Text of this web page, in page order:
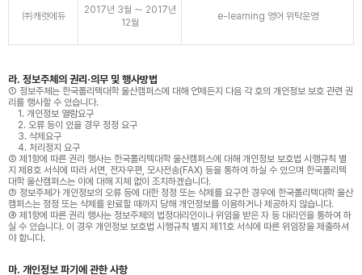
㈜캐럿에듀
2017년 3월 ～ 2017년
12월
e-learning 영어 위탁운영
라. 정보주체의 권리·의무 및 행사방법
① 정보주체는 한국폴리텍대학 울산캠퍼스에 대해 언제든지 다음 각 호의 개인정보 보호 관련 권
리를 행사할 수 있습니다.
1. 개인정보 열람요구
2. 오류 등이 있을 경우 정정 요구
3. 삭제요구
4. 처리정지 요구
② 제1항에 따른 권리 행사는 한국폴리텍대학 울산캠퍼스에 대해 개인정보 보호법 시행규칙 별
지 제8호 서식에 따라 서면, 전자우편, 모사전송(FAX) 등을 통하여 하실 수 있으며 한국폴리텍
대학 울산캠퍼스는 이에 대해 지체 없이 조치하겠습니다.
③ 정보주체가 개인정보의 오류 등에 대한 정정 또는 삭제를 요구한 경우에 한국폴리텍대학 울산
캠퍼스는 정정 또는 삭제를 완료할 때까지 당해 개인정보를 이용하거나 제공하지 않습니다.
④ 제1항에 따른 권리 행사는 정보주체의 법정대리인이나 위임을 받은 자 등 대리인을 통하여 하
실 수 있습니다. 이 경우 개인정보 보호법 시행규칙 별지 제11호 서식에 따른 위임장을 제출하셔
야 합니다.
마. 개인정보 파기에 관한 사항